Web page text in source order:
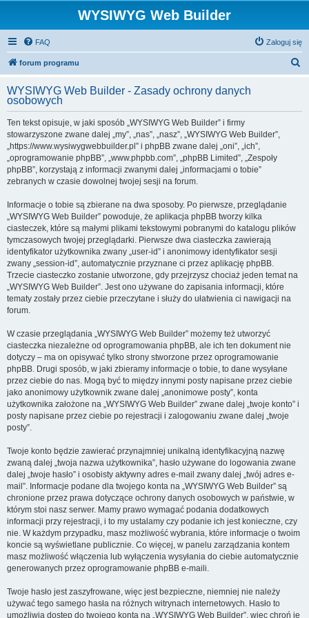
WYSIWYG Web Builder
FAQ Zaloguj się
forum programu
k
WYSIWYG Web Builder - Zasady ochrony danych
osobowych
Ten tekst opisuje, w jaki sposób „WYSIWYG Web Builder” i firmy
stowarzyszone zwane dalej „my”, „nas”, „nasz”, „WYSIWYG Web Builder”,
„https://www.wysiwygwebbuilder.pl” i phpBB zwane dalej „oni”, „ich”,
„oprogramowanie phpBB”, „www.phpbb.com”, „phpBB Limited”, „Zespoły
phpBB”, korzystają z informacji zwanymi dalej „informacjami o tobie”
zebranych w czasie dowolnej twojej sesji na forum.
Informacje o tobie są zbierane na dwa sposoby. Po pierwsze, przeglądanie
„WYSIWYG Web Builder” powoduje, że aplikacja phpBB tworzy kilka
ciasteczek, które są małymi plikami tekstowymi pobranymi do katalogu plików
tymczasowych twojej przeglądarki. Pierwsze dwa ciasteczka zawierają
identyfikator użytkownika zwany „user-id” i anonimowy identyfikator sesji
zwany „session-id”, automatycznie przyznane ci przez aplikację phpBB.
Trzecie ciasteczko zostanie utworzone, gdy przejrzysz chociaż jeden temat na
„WYSIWYG Web Builder”. Jest ono używane do zapisania informacji, które
tematy zostały przez ciebie przeczytane i służy do ułatwienia ci nawigacji na
forum.
W czasie przeglądania „WYSIWYG Web Builder” możemy też utworzyć
ciasteczka niezależne od oprogramowania phpBB, ale ich ten dokument nie
dotyczy – ma on opisywać tylko strony stworzone przez oprogramowanie
phpBB. Drugi sposób, w jaki zbieramy informacje o tobie, to dane wysyłane
przez ciebie do nas. Mogą być to między innymi posty napisane przez ciebie
jako anonimowy użytkownik zwane dalej „anonimowe posty”, konta
użytkownika założone na „WYSIWYG Web Builder” zwane dalej „twoje konto” i
posty napisane przez ciebie po rejestracji i zalogowaniu zwane dalej „twoje
posty”.
Twoje konto będzie zawierać przynajmniej unikalną identyfikacyjną nazwę
zwaną dalej „twoja nazwa użytkownika”, hasło używane do logowania zwane
dalej „twoje hasło” i osobisty aktywny adres e-mail zwany dalej „twój adres e-
mail”. Informacje podane dla twojego konta na „WYSIWYG Web Builder” są
chronione przez prawa dotyczące ochrony danych osobowych w państwie, w
którym stoi nasz serwer. Mamy prawo wymagać podania dodatkowych
informacji przy rejestracji, i to my ustalamy czy podanie ich jest konieczne, czy
nie. W każdym przypadku, masz możliwość wybrania, które informacje o twoim
koncie są wyświetlane publicznie. Co więcej, w panelu zarządzania kontem
masz możliwość włączenia lub wyłączenia wysyłania do ciebie automatycznie
generowanych przez oprogramowanie phpBB e-maili.
Twoje hasło jest zaszyfrowane, więc jest bezpieczne, niemniej nie należy
używać tego samego hasła na różnych witrynach internetowych. Hasło to
umożliwia dostęp do twojego konta na „WYSIWYG Web Builder”, więc chroń je